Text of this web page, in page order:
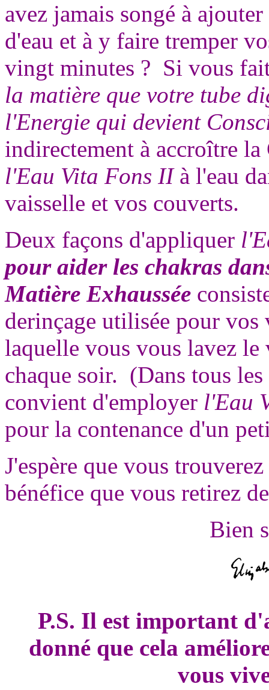
avez jamais songé à
d'eau et à y faire tremper
vingt minutes ? Si vous
la matière que votre tube
l'Energie qui devient
indirectement à accroître la
l'Eau Vita Fons II à l'eau
vaisselle et vos couverts.
Deux façons d'appliquer
pour aider les chakras
Matière Exhaussée
derinçage utilisée pour vos
laquelle vous vous lavez le
chaque soir. (Dans tous
convient d'employer l'Eau
pour la contenance d'un
J'espère que vous
bénéfice que vous retirez
Bien
P.S. Il est important
donné que cela
vous